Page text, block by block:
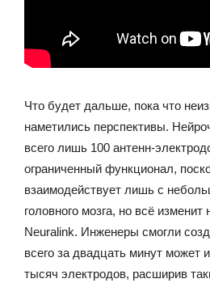
Что будет дальше, пока что
наметились перспективы.
всего лишь 100 антенн-
ограниченный функционал,
взаимодействует лишь с
головного мозга, но всё изменит
Neuralink. Инженеры смогли
всего за двадцать минут может
тысяч электродов, расширив